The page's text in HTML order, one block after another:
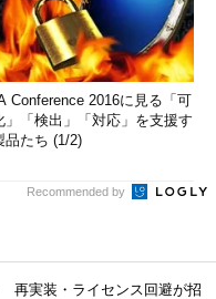
Conference 2016に見る「可
」「検出」「対応」を支援す
品たち (1/2)
Recommended by
再実装・ライセンス回避が招